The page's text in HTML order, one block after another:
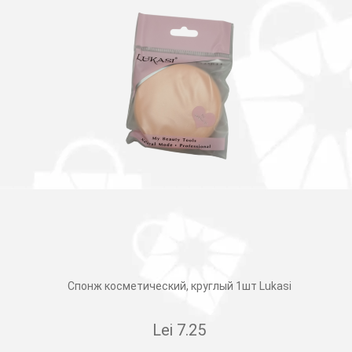
Спонж косметический, круглый 1шт Lukasi
Lei 7.25